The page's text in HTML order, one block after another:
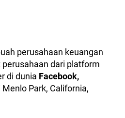
perusahaan keuangan
dari platform
di dunia Facebook,
Park, California,